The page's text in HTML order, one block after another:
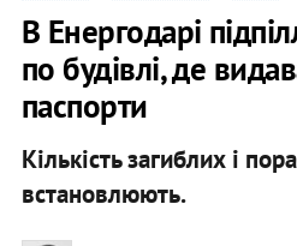
В Енергодарі
по будівлі, де
паспорти
Кількість загиблих і
встановлюють.